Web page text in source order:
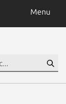
Menu